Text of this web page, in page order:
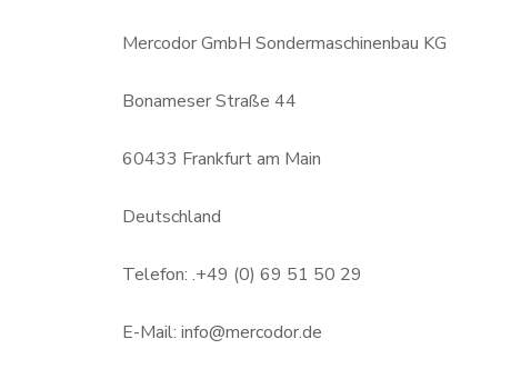
Mercodor GmbH Sondermaschinenbau KG
Bonameser Straße 44
60433 Frankfurt am Main
Deutschland
Telefon: .+49 (0) 69 51 50 29
E-Mail: info@mercodor.de